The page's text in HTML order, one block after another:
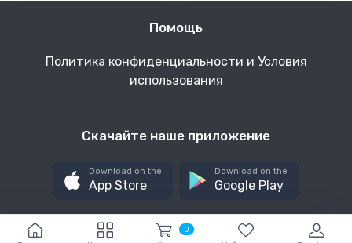
0
Помощь
Политика конфиденциальности и Условия
использования
Скачайте наше приложение
Download on the
App Store
Download on the
Google Play